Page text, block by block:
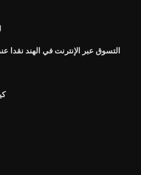
لنا
التسوق عبر الإنترنت في الهند